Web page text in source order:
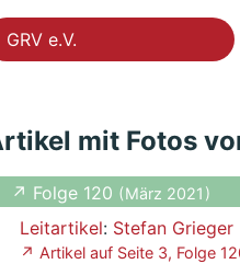
GRV e.V.
mit Fotos
↗ Folge 120 ( März 2021 )
Leitartikel: Stefan Grieger
↗ Artikel auf Seite 3, Folge